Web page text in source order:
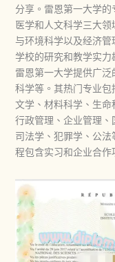
分享。雷恩第一大学的
医学和人文科学三大
与环境科学以及经济管
学校的研究和教学实力
雷恩第一大学提供广
科学等。其热门专业
文学、材料科学、生
行政管理、企业管理、
司法学、犯罪学、公
程包含实习和企业合作